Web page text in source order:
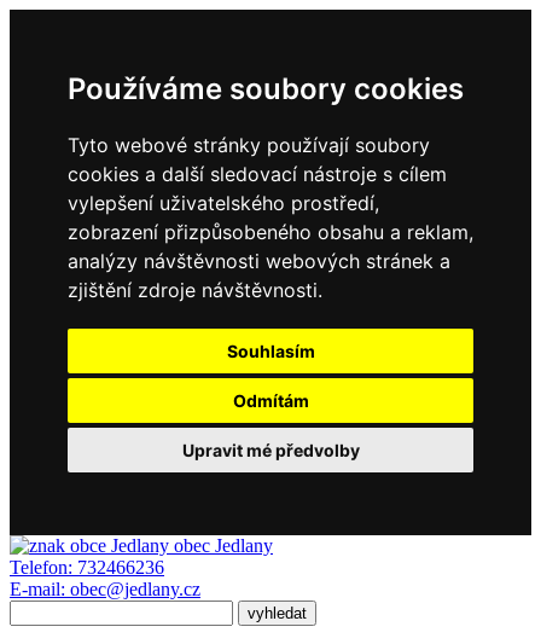
Používáme soubory cookies
Tyto webové stránky používají soubory
cookies a další sledovací nástroje s cílem
vylepšení uživatelského prostředí,
zobrazení přizpůsobeného obsahu a reklam,
analýzy návštěvnosti webových stránek a
zjištění zdroje návštěvnosti.
Souhlasím
Odmítám
Upravit mé předvolby
obec Jedlany
Telefon: 732466236
E-mail: obec@jedlany.cz